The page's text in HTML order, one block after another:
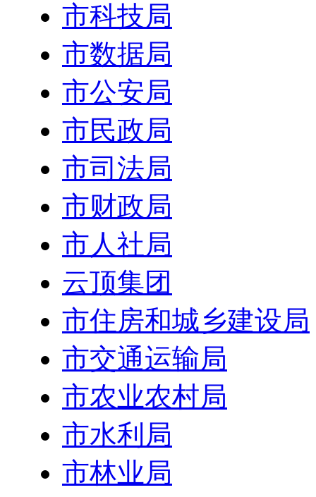
市科技局
市数据局
市公安局
市民政局
市司法局
市财政局
市人社局
云顶集团
市住房和城乡建设局
市交通运输局
市农业农村局
市水利局
市林业局